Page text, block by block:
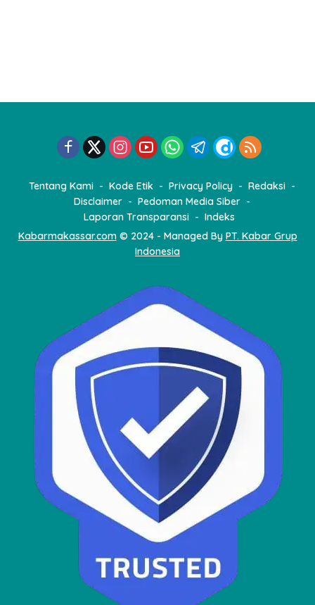
Tentang Kami Kode Etik Privacy Policy
Redaksi
Disclaimer
Pedoman Media Siber
Laporan Transparansi
Indeks
Kabarmakassar.com© 2024 - Managed By PT. Kabar Grup
Indonesia